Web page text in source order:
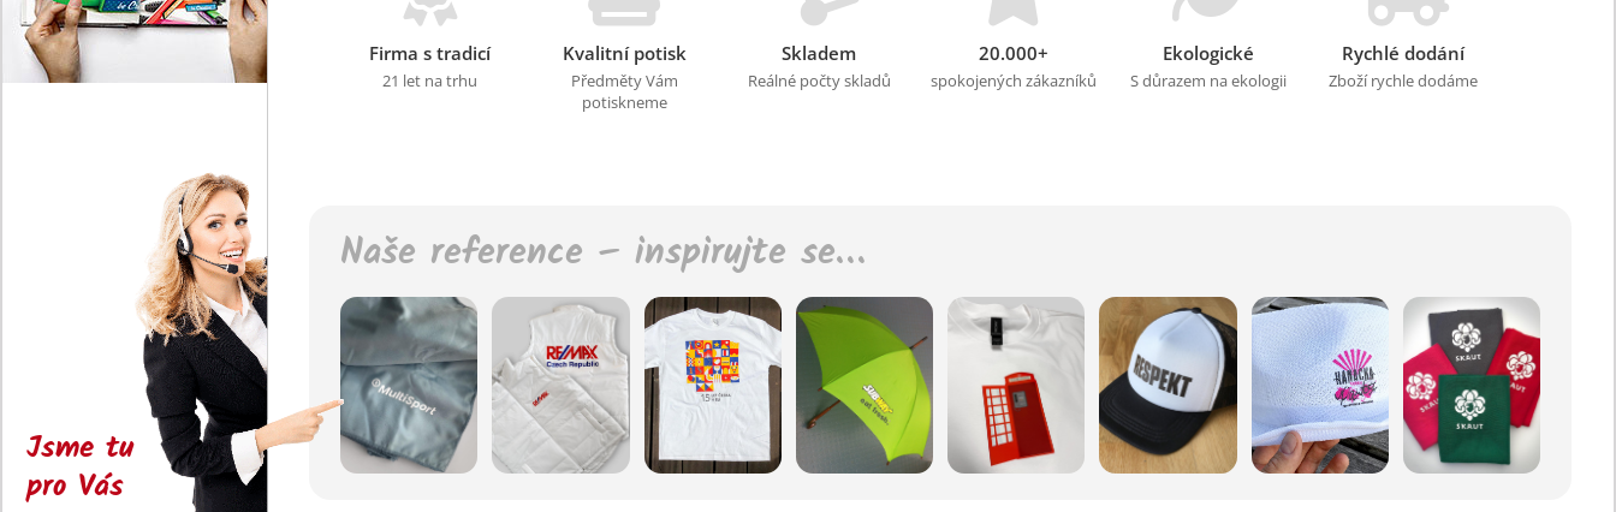
Jsme tu
pro Vás
Firma s tradicí
21 let na trhu
Kvalitní potisk
Předměty Vám
potiskneme
Skladem
Reálné počty skladů
20.000+
spokojených zákazníků
Ekologické
S důrazem na ekologii
Rychlé dodání
Zboží rychle dodáme
Naše reference – inspirujte se…